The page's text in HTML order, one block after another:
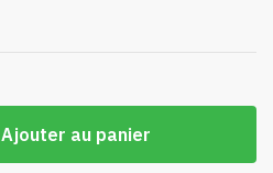
Ajouter au panier